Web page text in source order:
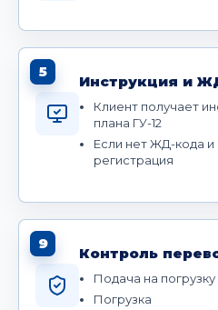
5
Инструкция и
Клиент получает
плана ГУ-12
Если нет ЖД-кода
регистрация
9
Контроль
Подача на погрузку
Погрузка